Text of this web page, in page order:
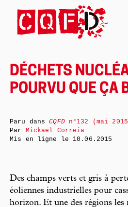
DÉCHETS
POURVU QUE ÇA
Des champs verts et gris à
éoliennes industrielles pour
horizon. Et une des régions les
Paru dansCQFDn°132 (mai
Par Mickael Correia
Mis en ligne le 10.06.2015